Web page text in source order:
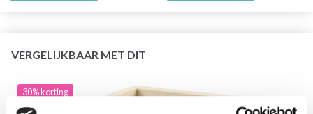
VERGELIJKBAAR MET DIT
30% korting